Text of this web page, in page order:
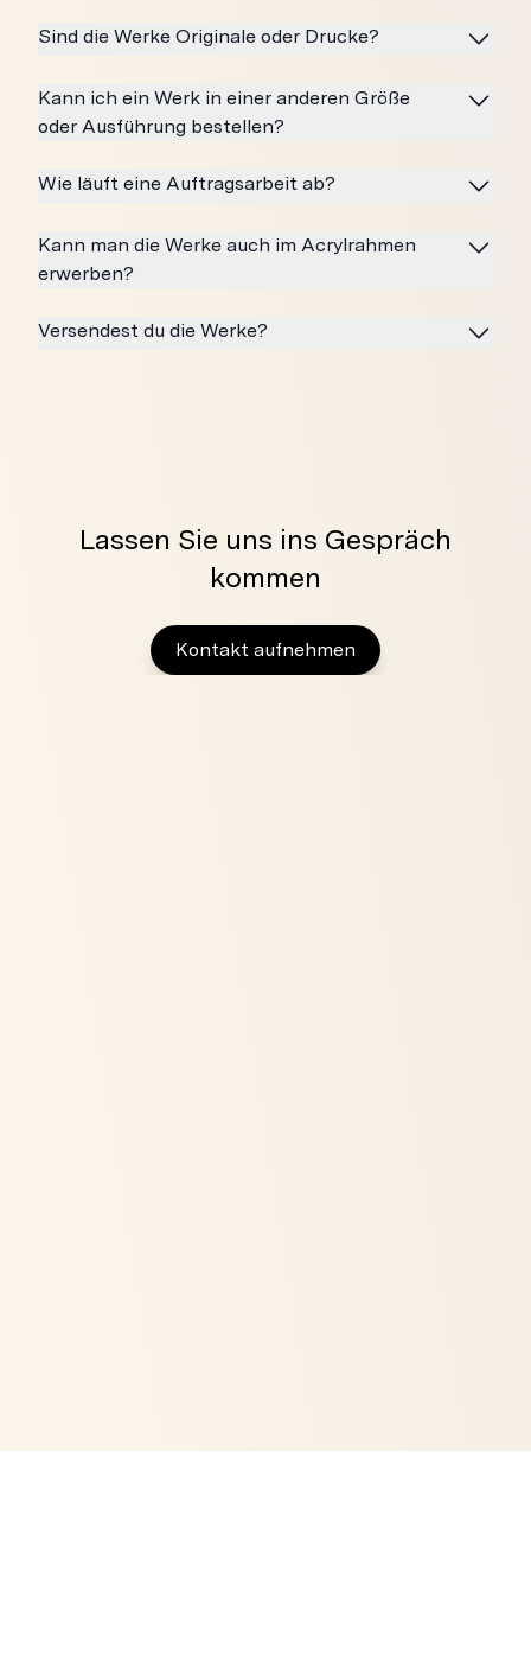
Sind die Werke Originale oder Drucke?
Kann ich ein Werk in einer anderen Größe
oder Ausführung bestellen?
Wie läuft eine Auftragsarbeit ab?
Kann man die Werke auch im Acrylrahmen
erwerben?
Versendest du die Werke?
Lassen Sie uns ins Gespräch
kommen
Kontakt aufnehmen